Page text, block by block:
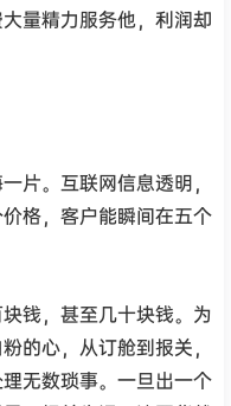
量精力服务他，利润却
片。互联网信息透明，
格，客户能瞬间在五个
钱，甚至几十块钱。为
的心，从订舱到报关，
无数琐事。一旦出一个